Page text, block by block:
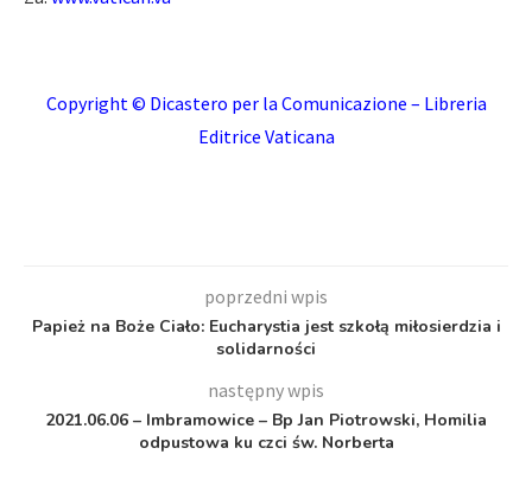
Copyright © Dicastero per la Comunicazione – Libreria
Editrice Vaticana
poprzedni wpis
Papież na Boże Ciało: Eucharystia jest szkołą miłosierdzia i
solidarności
następny wpis
2021.06.06 – Imbramowice – Bp Jan Piotrowski, Homilia
odpustowa ku czci św. Norberta